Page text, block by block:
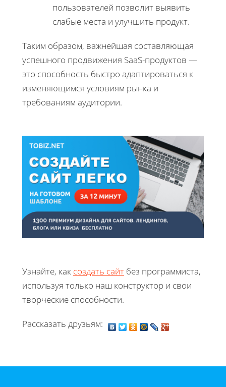
пользователей позволит выявить
слабые места и улучшить продукт.
Таким образом, важнейшая составляющая
успешного продвижения SaaS-продуктов —
это способность быстро адаптироваться к
изменяющимся условиям рынка и
требованиям аудитории.
Узнайте, как создать сайт без программиста,
используя только наш конструктор и свои
творческие способности.
Рассказать друзьям: